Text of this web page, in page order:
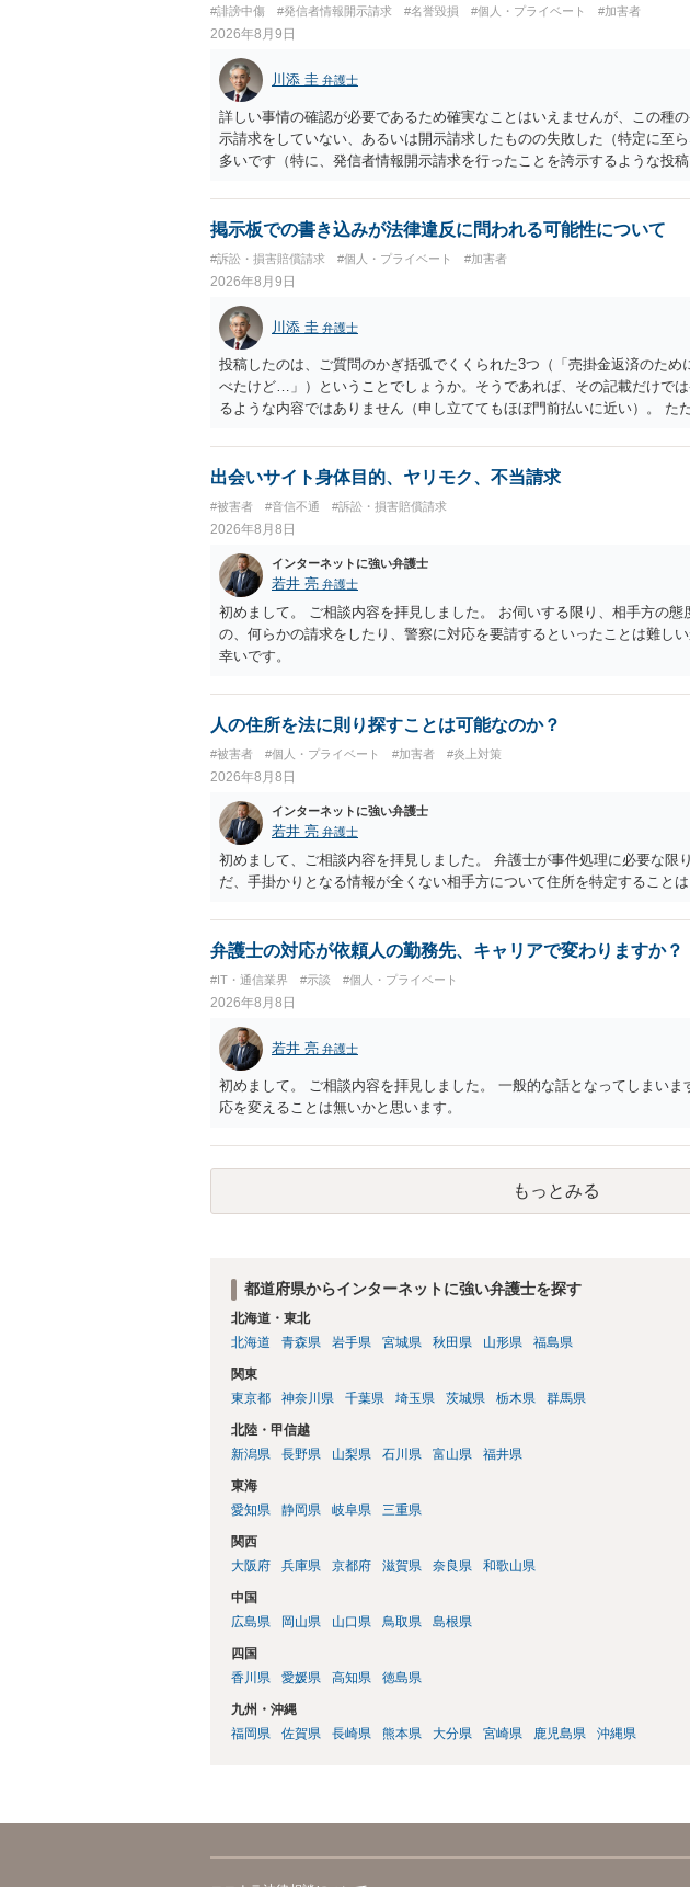
#誹謗中傷 #発信者情報開示請求 #名誉毀損 #個人・プライベート #加害者
2026年8月9日
川添 圭 弁護士
詳しい事情の確認が必要であるため確実なことはいえませんが、この種
示請求をしていない、あるいは開示請求したものの失敗した（特定に至
多いです（特に、発信者情報開示請求を行ったことを誇示するような投
掲示板での書き込みが法律違反に問われる可能性について
#訴訟・損害賠償請求 #個人・プライベート #加害者
2026年8月9日
川添 圭 弁護士
投稿したのは、ご質問のかぎ括弧でくくられた3つ（「売掛金返済のた
べたけど…」）ということでしょうか。そうであれば、その記載だけで
るような内容ではありません（申し立ててもほぼ門前払いに近い）。 た
ていない何らかの背景事情があれば、回答は180度変わるかもしれませ
とは不適当と思われますので、弁護士へ直接相談した方がよいでしょう。
出会いサイト身体目的、ヤリモク、不当請求
#被害者 #音信不通 #訴訟・損害賠償請求
2026年8月8日
インターネットに強い弁護士
若井 亮 弁護士
初めまして。 ご相談内容を拝見しました。 お伺いする限り、相手方の
の、何らかの請求をしたり、警察に対応を要請するといったことは難し
幸いです。
人の住所を法に則り探すことは可能なのか？
#被害者 #個人・プライベート #加害者 #炎上対策
2026年8月8日
インターネットに強い弁護士
若井 亮 弁護士
初めまして、ご相談内容を拝見しました。 弁護士が事件処理に必要な限
だ、手掛かりとなる情報が全くない相手方について住所を特定することは
弁護士の対応が依頼人の勤務先、キャリアで変わりますか？
#IT・通信業界 #示談 #個人・プライベート
2026年8月8日
若井 亮 弁護士
初めまして。 ご相談内容を拝見しました。 一般的な話となってしまい
応を変えることは無いかと思います。
もっとみる
都道府県からインターネットに強い弁護士を探す
北海道・東北
北海道
青森県 岩手県 宮城県 秋田県 山形県 福島県
関東
東京都
神奈川県 千葉県 埼玉県 茨城県 栃木県 群馬県
北陸・甲信越
新潟県
長野県 山梨県 石川県 富山県 福井県
東海
愛知県
静岡県 岐阜県 三重県
関西
大阪府
兵庫県 京都府 滋賀県 奈良県 和歌山県
中国
広島県
岡山県 山口県 鳥取県 島根県
四国
香川県
愛媛県 高知県 徳島県
九州・沖縄
福岡県
佐賀県 長崎県 熊本県 大分県 宮崎県 鹿児島県 沖縄県